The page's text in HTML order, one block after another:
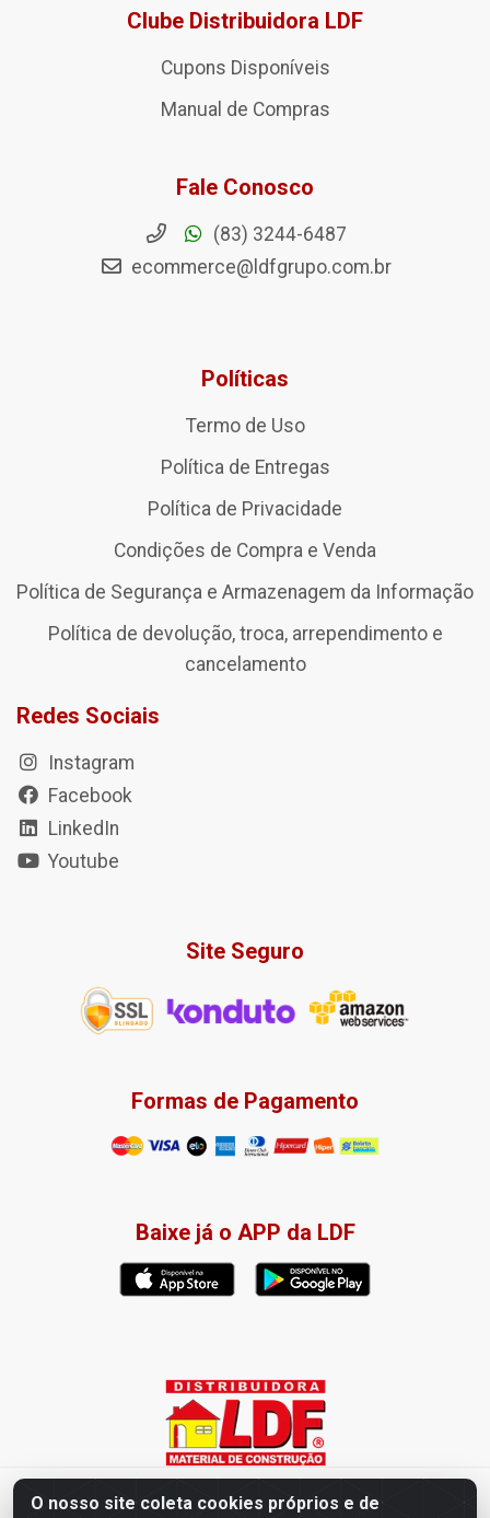
O nosso site coleta cookies próprios e de
Clube Distribuidora LDF
Cupons Disponíveis
Manual de Compras
Fale Conosco
(83) 3244-6487
ecommerce@ldfgrupo.com.br
Políticas
Termo de Uso
Política de Entregas
Política de Privacidade
Condições de Compra e Venda
Política de Segurança e Armazenagem da Informação
Política de devolução, troca, arrependimento e
cancelamento
Redes Sociais
Instagram
Facebook
LinkedIn
Youtube
Site Seguro
Formas de Pagamento
Baixe já o APP da LDF
Distribuidora LDF - Av. Presidente Tancredo Neves, 203 – Bairro